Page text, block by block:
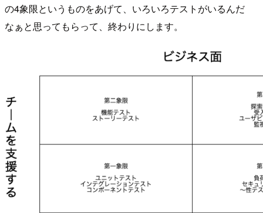
の4象限というものをあげて、いろいろテストがいるんだ
なぁと思ってもらって、終わりにします。